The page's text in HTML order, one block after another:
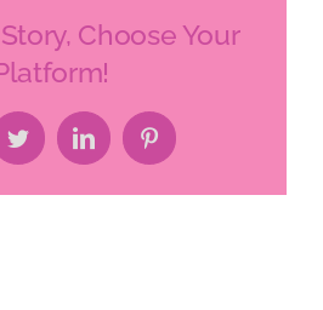
Choose Your
TwitterLinkedInPinterest